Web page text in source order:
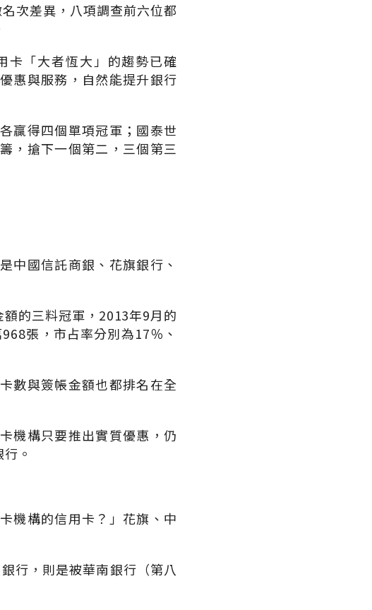
次差異，八項調查前六位都
「大者恆大」的趨勢已確
惠與服務，自然能提升銀行
贏得四個單項冠軍；國泰世
，搶下一個第二，三個第三
中國信託商銀、花旗銀行、
的三料冠軍，2013年9月的
張，市占率分別為17％、
數與簽帳金額也都排名在全
機構只要推出實質優惠，仍
。
機構的信用卡？」花旗、中
行，則是被華南銀行（第八